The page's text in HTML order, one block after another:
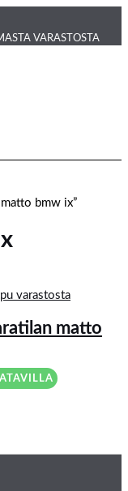
VARASTOSTA
bmw ix”
varastosta
matto